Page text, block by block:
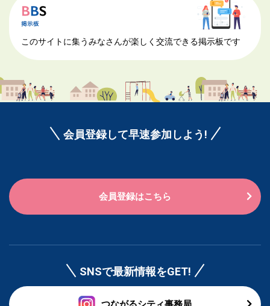
このサイトに集うみなさんが楽しく交流できる掲示板です
会員登録して早速参加しよう!
会員登録はこちら
SNSで最新情報をGET!